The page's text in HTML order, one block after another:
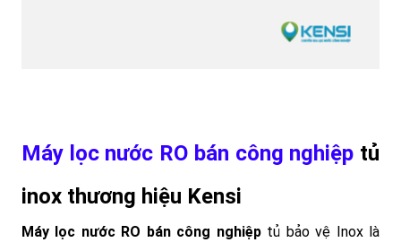
Máy lọc nước RO bán công nghiệp tủ
inox thương hiệu Kensi
Máy lọc nước RO bán công nghiệptủ bảo vệ Inox là